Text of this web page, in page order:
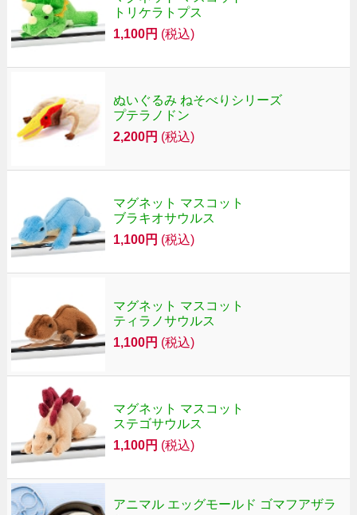
トリケラトプス
1,100円 (税込)
ぬいぐるみ ねそべりシリーズ
プテラノドン
2,200円 (税込)
マグネット マスコット
ブラキオサウルス
1,100円 (税込)
マグネット マスコット
ティラノサウルス
1,100円 (税込)
マグネット マスコット
ステゴサウルス
1,100円 (税込)
アニマル エッグモールド ゴマフアザラ